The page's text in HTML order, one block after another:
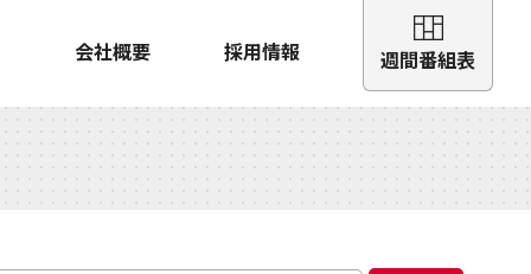
会社概要 採用情報 週間番組表